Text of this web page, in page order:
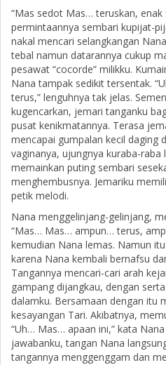
“Mas sedot Mas… teruskan,
permintaannya sembari kupijat-
nakal mencari selangkangan
tebal namun datarannya cukup
pesawat “cocorde” milikku.
Nana tampak sedikit tersentak.
terus,” lenguhnya tak jelas.
kugencarkan, jemari tanganku
pusat kenikmatannya. Terasa
mencapai gumpalan kecil daging
vaginanya, ujungnya kuraba-
memainkan puting sembari
menghembusnya. Jemariku
petik melodi.
Nana menggelinjang-gelinjang,
“Mas… Mas… ampun… terus,
kemudian Nana lemas. Namun
karena Nana kembali bernafsu
Tangannya mencari-cari arah
gampang dijangkau, dengan
dalamku. Bersamaan dengan itu
kesayangan Tari. Akibatnya,
“Uh… Mas… apaan ini,” kata
jawabanku, tangan Nana
tangannya menggenggam dan